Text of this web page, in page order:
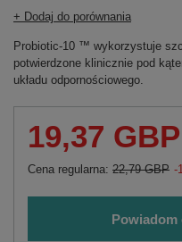
+ Dodaj do porównania
Probiotic-10 ™ wykorzystuje
potwierdzone klinicznie pod
układu odpornościowego.
19,37 GBP
Cena regularna: 22,79 GBP -
Powiadom